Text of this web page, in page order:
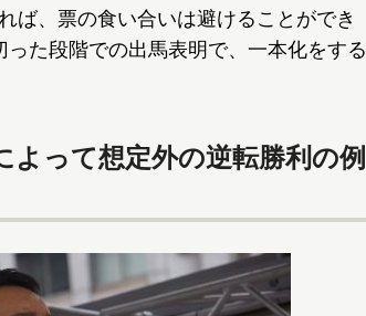
ば、票の食い合いは避けることができ
た段階での出馬表明で、一本化をする
よって想定外の逆転勝利の例